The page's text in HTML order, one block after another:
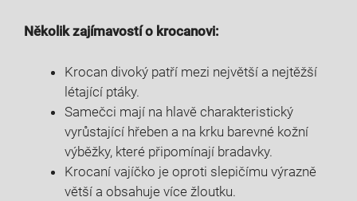
Několik zajímavostí o krocanovi:
Krocan divoký patří mezi největší a nejtěžší
létající ptáky.
Samečci mají na hlavě charakteristický
vyrůstající hřeben a na krku barevné kožní
výběžky, které připomínají bradavky.
Krocaní vajíčko je oproti slepičímu výrazně
větší a obsahuje více žloutku.